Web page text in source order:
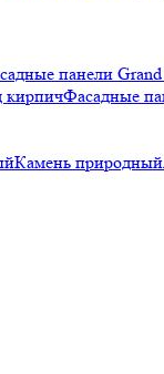
панели
кирпичФасадные
Камень природный